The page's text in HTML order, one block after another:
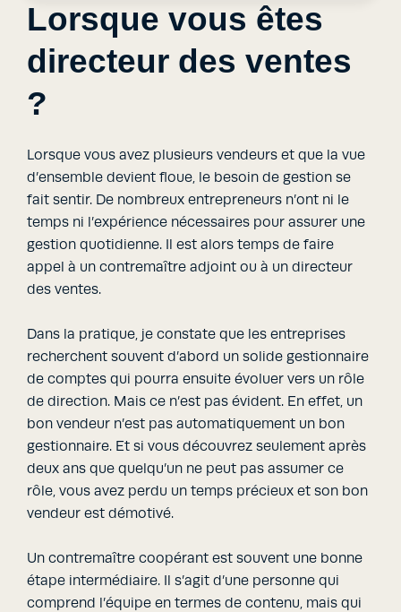
Lorsque vous êtes
directeur des ventes
?
Lorsque vous avez plusieurs vendeurs et que la vue
d’ensemble devient floue, le besoin de gestion se
fait sentir. De nombreux entrepreneurs n’ont ni le
temps ni l’expérience nécessaires pour assurer une
gestion quotidienne. Il est alors temps de faire
appel à un contremaître adjoint ou à un directeur
des ventes.
Dans la pratique, je constate que les entreprises
recherchent souvent d’abord un solide gestionnaire
de comptes qui pourra ensuite évoluer vers un rôle
de direction. Mais ce n’est pas évident. En effet, un
bon vendeur n’est pas automatiquement un bon
gestionnaire. Et si vous découvrez seulement après
deux ans que quelqu’un ne peut pas assumer ce
rôle, vous avez perdu un temps précieux et son bon
vendeur est démotivé.
Un contremaître coopérant est souvent une bonne
étape intermédiaire. Il s’agit d’une personne qui
comprend l’équipe en termes de contenu, mais qui